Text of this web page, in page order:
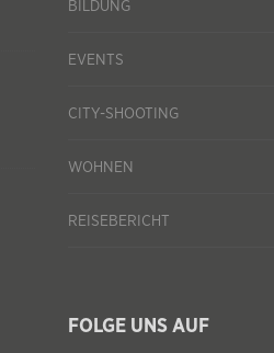
BILDUNG
EVENTS
CITY-SHOOTING
WOHNEN
REISEBERICHT
FOLGE UNS AUF